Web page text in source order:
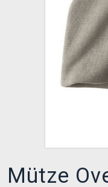
XZONE CLUB
Mütze